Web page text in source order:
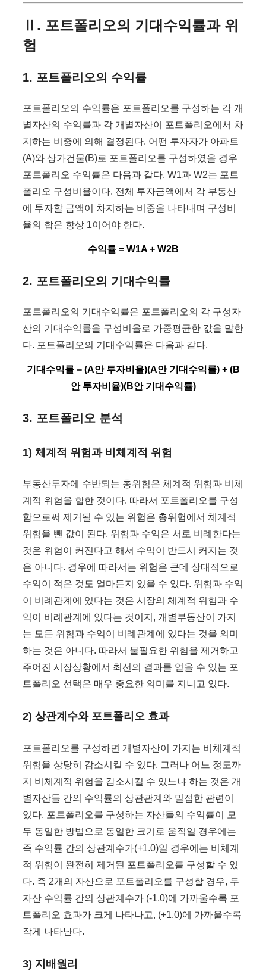
Ⅱ. 포트폴리오의 기대수익률과 위
험
1. 포트폴리오의 수익률
포트폴리오의 수익률은 포트폴리오를 구성하는 각 개
별자산의 수익률과 각 개별자산이 포트폴리오에서 차
지하는 비중에 의해 결정된다. 어떤 투자자가 아파트
(A)와 상가건물(B)로 포트폴리오를 구성하였을 경우
포트폴리오 수익률은 다음과 같다. W1과 W2는 포트
폴리오 구성비율이다. 전체 투자금액에서 각 부동산
에 투자할 금액이 차지하는 비중을 나타내며 구성비
율의 합은 항상 1이어야 한다.
수익률 = W1A + W2B
2. 포트폴리오의 기대수익률
포트폴리오의 기대수익률은 포트폴리오의 각 구성자
산의 기대수익률을 구성비율로 가중평균한 값을 말한
다. 포트폴리오의 기대수익률은 다음과 같다.
기대수익률 = (A안 투자비율)(A안 기대수익률) + (B
안 투자비율)(B안 기대수익률)
3. 포트폴리오 분석
1) 체계적 위험과 비체계적 위험
부동산투자에 수반되는 총위험은 체계적 위험과 비체
계적 위험을 합한 것이다. 따라서 포트폴리오를 구성
함으로써 제거될 수 있는 위험은 총위험에서 체계적
위험을 뺀 값이 된다. 위험과 수익은 서로 비례한다는
것은 위험이 커진다고 해서 수익이 반드시 커지는 것
은 아니다. 경우에 따라서는 위험은 큰데 상대적으로
수익이 적은 것도 얼마든지 있을 수 있다. 위험과 수익
이 비례관계에 있다는 것은 시장의 체계적 위험과 수
익이 비례관계에 있다는 것이지, 개별부동산이 가지
는 모든 위험과 수익이 비례관계에 있다는 것을 의미
하는 것은 아니다. 따라서 불필요한 위험을 제거하고
주어진 시장상황에서 최선의 결과를 얻을 수 있는 포
트폴리오 선택은 매우 중요한 의미를 지니고 있다.
2) 상관계수와 포트폴리오 효과
포트폴리오를 구성하면 개별자산이 가지는 비체계적
위험을 상당히 감소시킬 수 있다. 그러나 어느 정도까
지 비체계적 위험을 감소시킬 수 있느냐 하는 것은 개
별자산들 간의 수익률의 상관관계와 밀접한 관련이
있다. 포트폴리오를 구성하는 자산들의 수익률이 모
두 동일한 방법으로 동일한 크기로 움직일 경우에는
즉 수익률 간의 상관계수가(+1.0)일 경우에는 비체계
적 위험이 완전히 제거된 포트폴리오를 구성할 수 있
다. 즉 2개의 자산으로 포트폴리오를 구성할 경우, 두
자산 수익률 간의 상관계수가 (-1.0)에 가까울수록 포
트폴리오 효과가 크게 나타나고, (+1.0)에 가까울수록
작게 나타난다.
3) 지배원리